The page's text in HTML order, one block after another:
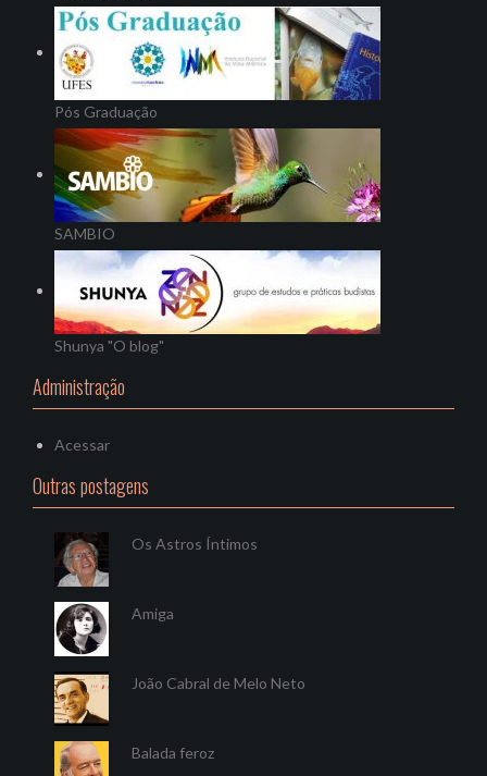
Pós Graduação
SAMBIO
Shunya "O blog"
Administração
Acessar
Outras postagens
Os Astros Íntimos
Amiga
João Cabral de Melo Neto
Balada feroz